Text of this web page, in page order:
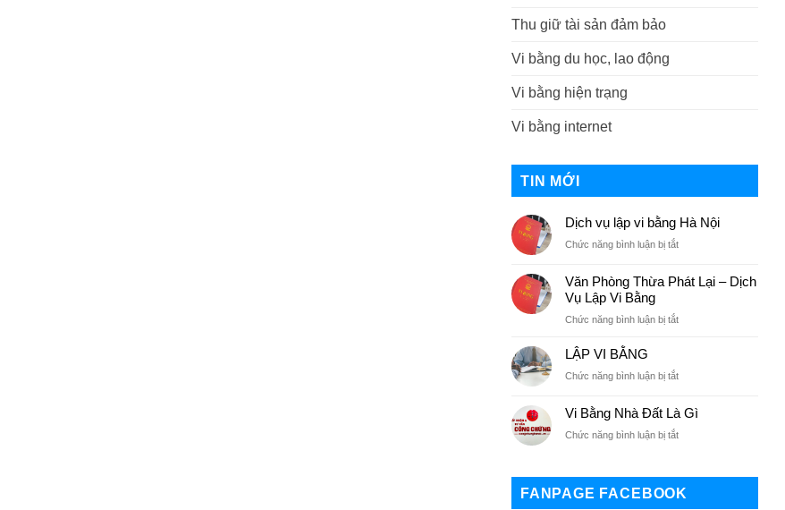
Thu giữ tài sản đảm bảo
Vi bằng du học, lao động
Vi bằng hiện trạng
Vi bằng internet
TIN MỚI
Dịch vụ lập vi bằng Hà Nội
Chức năng bình luận bị tắt
vụ
Văn Phòng Thừa Phát Lại – Dịch
Vụ Lập Vi Bằng
Chức năng bình luận bị tắt
–
Bằng
LẬP VI BẰNG
Chức năng bình luận bị tắt
VI
Vi Bằng Nhà Đất Là Gì
Chức năng bình luận bị tắt
Đất
FANPAGE FACEBOOK